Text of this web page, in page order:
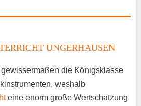
UNGERHAUSEN
die Königsklasse
weshalb
eine enorm große Wertschätzung